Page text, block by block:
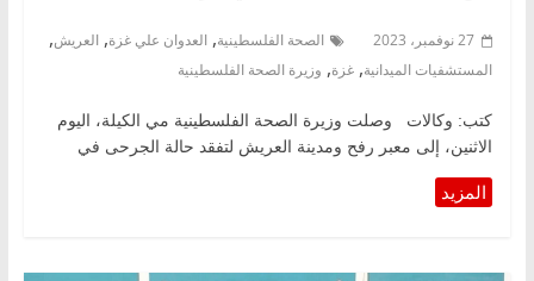
27 نوفمبر، 2023 الصحة الفلسطينية, العدوان علي غزة, العريش,
المستشفيات الميدانية, غزة, وزيرة الصحة الفلسطينية
كتب: وكالات وصلت وزيرة الصحة الفلسطينية مي الكيلة، اليوم
الاثنين، إلى معبر رفح ومدينة العريش لتفقد حالة الجرحى في